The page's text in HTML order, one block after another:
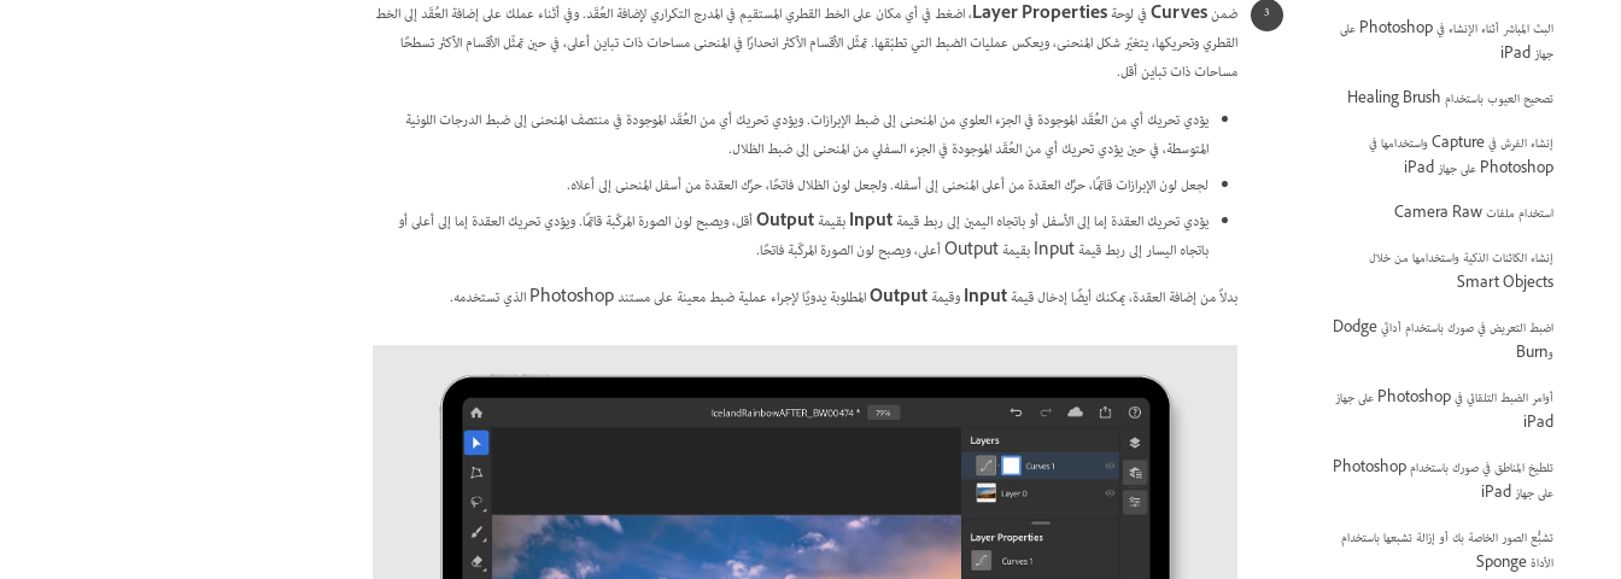
البث المباشر أثناء الإنشاء في Photoshop على
جهاز iPad
تصحيح العيوب باستخدام Healing Brush
إنشاء الفرش في Capture واستخدامها في
Photoshop على جهاز iPad
استخدام ملفات Camera Raw
إنشاء الكائنات الذكية واستخدامها من خلال
Smart Objects
اضبط التعريض في صورك باستخدام أداتَي Dodge
وBurn
أوامر الضبط التلقائي في Photoshop على جهاز
iPad
تلطيخ المناطق في صورك باستخدام Photoshop
على جهاز iPad
تشبُّع الصور الخاصة بك أو إزالة تشبعها باستخدام
الأداة Sponge
ضمنCurvesفي لوحةLayer Properties، اضغط في أي مكان على الخط القطري المستقيم في المدرج التكراري لإضافة العُقَد. وفي أثناء عملك على إضافة العُقَد إلى الخط
القطري وتحريكها، يتغيّر شكل المنحنى، ويعكس عمليات الضبط التي تطبّقها. تمثّل الأقسام الأكثر انحدارًا في المنحنى مساحات ذات تباين أعلى، في حين تمثّل الأقسام الأكثر تسطحًا
مساحات ذات تباين أقل.
يؤدي تحريك أي من العُقَد الموجودة في الجزء العلوي من المنحنى إلى ضبط الإبرازات. ويؤدي تحريك أي من العُقَد الموجودة في منتصف المنحنى إلى ضبط الدرجات اللونية
المتوسطة، في حين يؤدي تحريك أي من العُقَد الموجودة في الجزء السفلي من المنحنى إلى ضبط الظلال.
لجعل لون الإبرازات قاتمًا، حرِّك العقدة من أعلى المنحنى إلى أسفله. ولجعل لون الظلال فاتحًا، حرِّك العقدة من أسفل المنحنى إلى أعلاه.
يؤدي تحريك العقدة إما إلى الأسفل أو باتجاه اليمين إلى ربط قيمةInputبقيمةOutputأقل، ويصبح لون الصورة المركّبة قاتمًا. ويؤدي تحريك العقدة إما إلى أعلى أو
باتجاه اليسار إلى ربط قيمة Input بقيمة Output أعلى، ويصبح لون الصورة المركّبة فاتحًا.
بدلاً من إضافة العقدة، يمكنك أيضًا إدخال قيمةInputوقيمةOutputالمطلوبة يدويًا لإجراء عملية ضبط معينة على مستند Photoshop الذي تستخدمه.